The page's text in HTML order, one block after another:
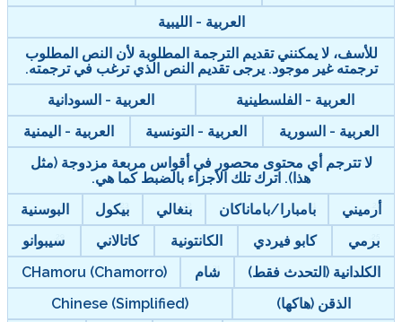
العربية - الليبية
للأسف، لا يمكنني تقديم الترجمة المطلوبة لأن النص المطلوب
ترجمته غير موجود. يرجى تقديم النص الذي ترغب في ترجمته.
العربية - الفلسطينية
العربية - السودانية
العربية - السورية
العربية - التونسية
العربية - اليمنية
لا تترجم أي محتوى محصور في أقواس مربعة مزدوجة (مثل
هذا). اترك تلك الأجزاء بالضبط كما هي.
أرميني
بامبارا/باماناكان بنغالي بيكول
البوسنية
برمي
كابو فيردي الكانتونية كاتالاني
سيبوانو
الكلدانية (التحدث فقط)
شام
CHamoru (Chamorro)
الذقن (هاكها)
Chinese (Simplified)